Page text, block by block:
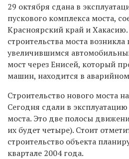
29 октября сдана в
пускового комплекса моста,
Красноярский край и
строительства моста возникла
увеличившимся
мост через Енисей, который
машин, находится в
Строительство нового моста
Сегодня сдали в
моста. Это две полосы
их будет четыре). Стоит
строительство объекта
квартале 2004 года.